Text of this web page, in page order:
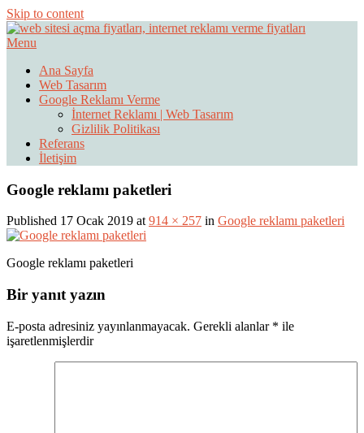
Skip to content
Web Sitesi Açma, İnternet Sitesi
Fiyatları
Menu
Ana Sayfa
Web Tasarım
Google Reklamı Verme
İnternet Reklamı | Web Tasarım
Gizlilik Politikası
Referans
İletişim
Google reklamı paketleri
Published 17 Ocak 2019 at914 × 257 in Google reklamı paketleri
Google reklamı paketleri
Bir yanıt yazın
E-posta adresiniz yayınlanmayacak. Gerekli alanlar * ile
işaretlenmişlerdir